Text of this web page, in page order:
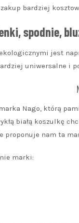
bardziej
spodnie,
jest
uniwersalne i
Nago, którą
białą koszulkę
proponuje nam ta
marki: